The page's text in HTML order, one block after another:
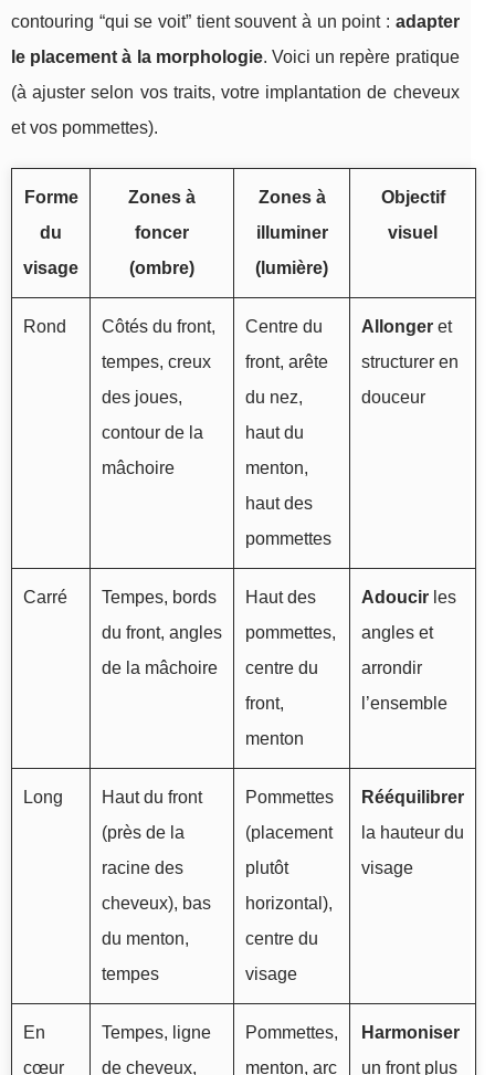
contouring “qui se voit” tient souvent à un point : adapter
le placement à la morphologie. Voici un repère pratique
(à ajuster selon vos traits, votre implantation de cheveux
et vos pommettes).
Forme
du
visage
Zones à
foncer
(ombre)
Zones à
illuminer
(lumière)
Objectif
visuel
Rond
Côtés du front,
tempes, creux
des joues,
contour de la
mâchoire
Centre du
front, arête
du nez,
haut du
menton,
haut des
pommettes
Allonger et
structurer en
douceur
Carré
Tempes, bords
du front, angles
de la mâchoire
Haut des
pommettes,
centre du
front,
menton
Adoucir les
angles et
arrondir
l’ensemble
Long
Haut du front
(près de la
racine des
cheveux), bas
du menton,
tempes
Pommettes
(placement
plutôt
horizontal),
centre du
visage
Rééquilibrer
la hauteur du
visage
En
cœur
Tempes, ligne
de cheveux,
Pommettes,
menton, arc
Harmoniser
un front plus